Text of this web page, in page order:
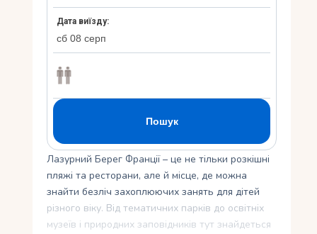
Лазурний Берег Франції – це не тільки розкішні
пляжі та ресторани, але й місце, де можна
знайти безліч захоплюючих занять для дітей
різного віку. Від тематичних парків до освітніх
музеїв і природних заповідників тут знайдеться